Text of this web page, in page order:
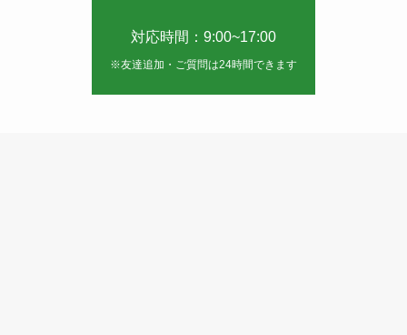
対応時間：9:00~17:00
※友達追加・ご質問は24時間できます